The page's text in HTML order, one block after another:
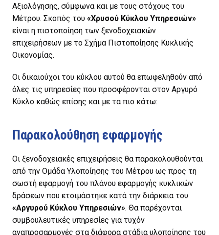
Αξιολόγησης, σύμφωνα και με τους στόχους του
Μέτρου. Σκοπός του «Χρυσού Κύκλου Υπηρεσιών»
είναι η πιστοποίηση των ξενοδοχειακών
επιχειρήσεων με το Σχήμα Πιστοποίησης Κυκλικής
Οικονομίας.
Οι δικαιούχοι του κύκλου αυτού θα επωφεληθούν από
όλες τις υπηρεσίες που προσφέρονται στον Αργυρό
Κύκλο καθώς επίσης και με τα πιο κάτω:
Παρακολούθηση εφαρμογής
Οι ξενοδοχειακές επιχειρήσεις θα παρακολουθούνται
από την Ομάδα Υλοποίησης του Μέτρου ως προς τη
σωστή εφαρμογή του πλάνου εφαρμογής κυκλικών
δράσεων που ετοιμάστηκε κατά την διάρκεια του
«Αργυρού Κύκλου Υπηρεσιών». Θα παρέχονται
συμβουλευτικές υπηρεσίες για τυχόν
αναπροσαρμογές στα διάφορα στάδια υλοποίησης του